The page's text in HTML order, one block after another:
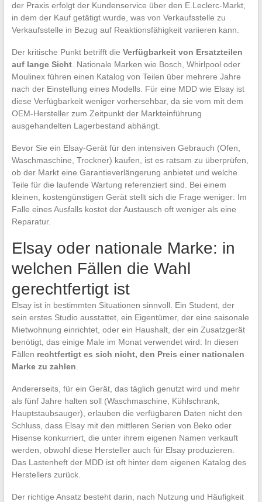
der Praxis erfolgt der Kundenservice über den E.Leclerc-Markt,
in dem der Kauf getätigt wurde, was von Verkaufsstelle zu
Verkaufsstelle in Bezug auf Reaktionsfähigkeit variieren kann.
Der kritische Punkt betrifft die Verfügbarkeit von Ersatzteilen
auf lange Sicht. Nationale Marken wie Bosch, Whirlpool oder
Moulinex führen einen Katalog von Teilen über mehrere Jahre
nach der Einstellung eines Modells. Für eine MDD wie Elsay ist
diese Verfügbarkeit weniger vorhersehbar, da sie vom mit dem
OEM-Hersteller zum Zeitpunkt der Markteinführung
ausgehandelten Lagerbestand abhängt.
Bevor Sie ein Elsay-Gerät für den intensiven Gebrauch (Ofen,
Waschmaschine, Trockner) kaufen, ist es ratsam zu überprüfen,
ob der Markt eine Garantieverlängerung anbietet und welche
Teile für die laufende Wartung referenziert sind. Bei einem
kleinen, kostengünstigen Gerät stellt sich die Frage weniger: Im
Falle eines Ausfalls kostet der Austausch oft weniger als eine
Reparatur.
Elsay oder nationale Marke: in
welchen Fällen die Wahl
gerechtfertigt ist
Elsay ist in bestimmten Situationen sinnvoll. Ein Student, der
sein erstes Studio ausstattet, ein Eigentümer, der eine saisonale
Mietwohnung einrichtet, oder ein Haushalt, der ein Zusatzgerät
benötigt, das einige Male im Monat verwendet wird: In diesen
Fällen rechtfertigt es sich nicht, den Preis einer nationalen
Marke zu zahlen.
Andererseits, für ein Gerät, das täglich genutzt wird und mehr
als fünf Jahre halten soll (Waschmaschine, Kühlschrank,
Hauptstaubsauger), erlauben die verfügbaren Daten nicht den
Schluss, dass Elsay mit den mittleren Serien von Beko oder
Hisense konkurriert, die unter ihrem eigenen Namen verkauft
werden, obwohl diese Hersteller auch für Elsay produzieren.
Das Lastenheft der MDD ist oft hinter dem eigenen Katalog des
Herstellers zurück.
Der richtige Ansatz besteht darin, nach Nutzung und Häufigkeit